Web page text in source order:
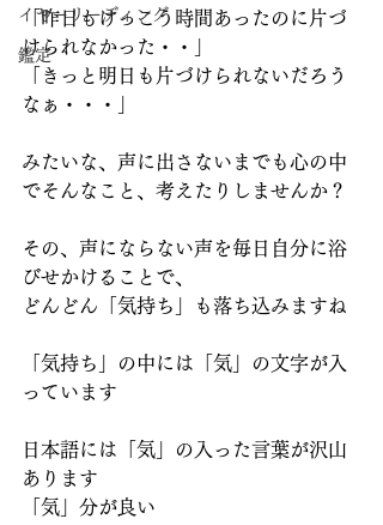
イヤーリーディング
鑑定
「昨日もけっこう時間あったのに片づ
けられなかった・・」
「きっと明日も片づけられないだろう
なぁ・・・」
みたいな、声に出さないまでも心の中
でそんなこと、考えたりしませんか？
その、声にならない声を毎日自分に浴
びせかけることで、
どんどん「気持ち」も落ち込みますね
「気持ち」の中には「気」の文字が入
っています
日本語には「気」の入った言葉が沢山
あります
「気」分が良い